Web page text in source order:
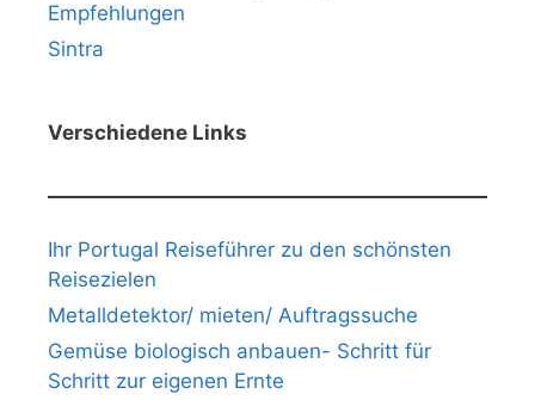
Empfehlungen
Sintra
Verschiedene Links
Ihr Portugal Reiseführer zu den schönsten
Reisezielen
Metalldetektor/ mieten/ Auftragssuche
Gemüse biologisch anbauen- Schritt für
Schritt zur eigenen Ernte